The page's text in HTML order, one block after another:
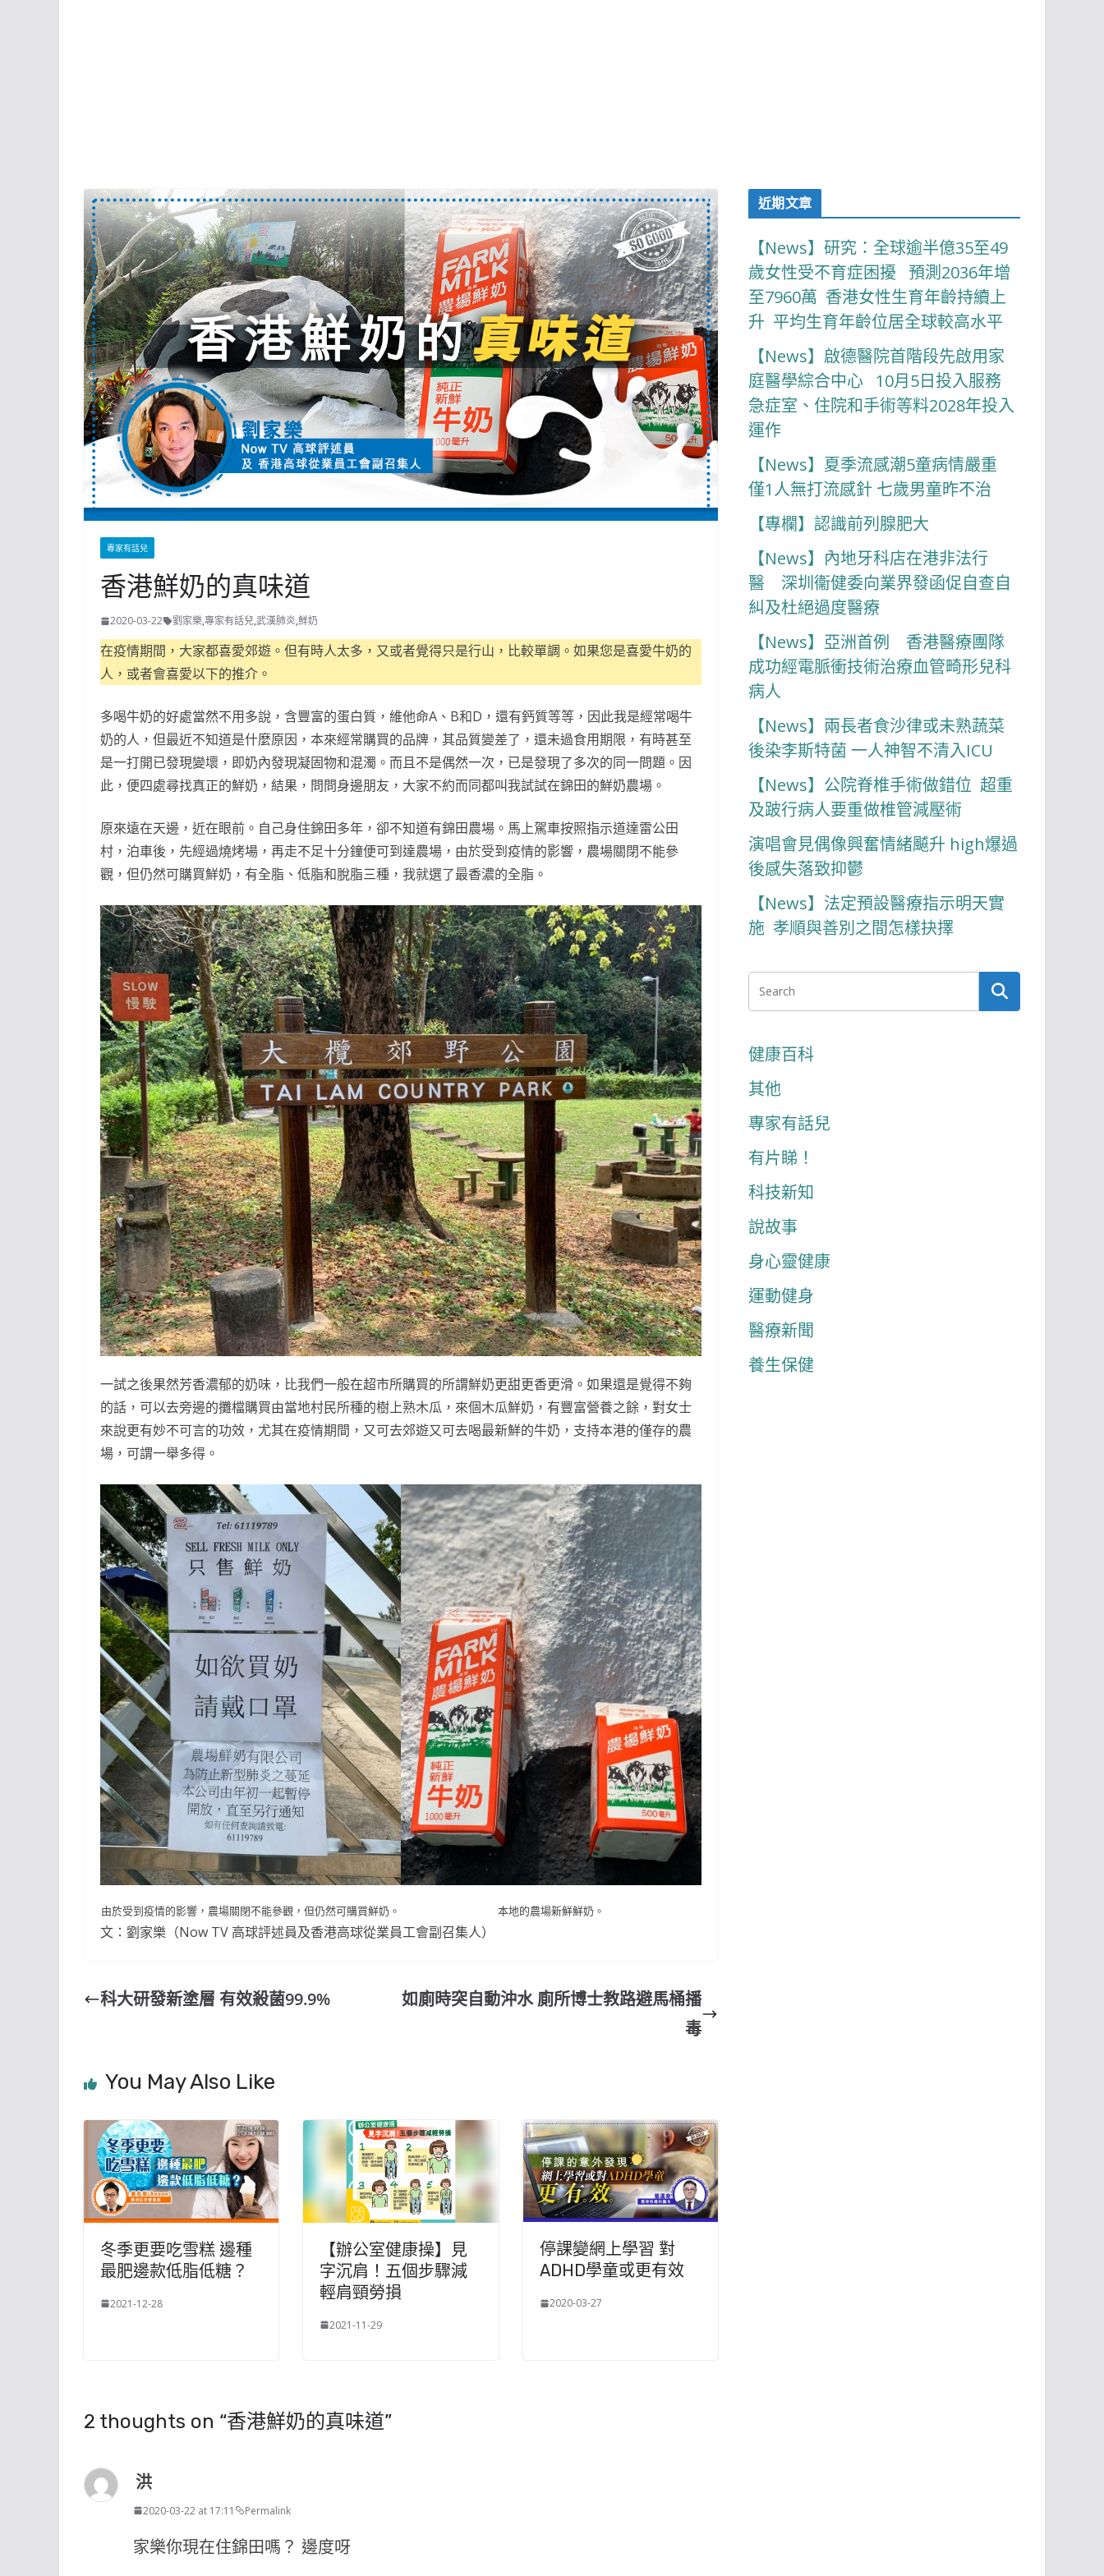
專家有話兒
香港鮮奶的真味道
2020-03-22 劉家樂,專家有話兒,武漢肺炎,鮮奶
在疫情期間，大家都喜愛郊遊。但有時人太多，又或者覺得只是行山，比較單調。如果您是喜愛牛奶的
人，或者會喜愛以下的推介。
多喝牛奶的好處當然不用多說，含豐富的蛋白質，維他命A、B和D，還有鈣質等等，因此我是經常喝牛
奶的人，但最近不知道是什麼原因，本來經常購買的品牌，其品質變差了，還未過食用期限，有時甚至
是一打開已發現變壞，即奶內發現凝固物和混濁。而且不是偶然一次，已是發現了多次的同一問題。因
此，便四處尋找真正的鮮奶，結果，問問身邊朋友，大家不約而同都叫我試試在錦田的鮮奶農場。
原來遠在天邊，近在眼前。自己身住錦田多年，卻不知道有錦田農場。馬上駕車按照指示道達雷公田
村，泊車後，先經過燒烤場，再走不足十分鐘便可到達農場，由於受到疫情的影響，農場關閉不能參
觀，但仍然可購買鮮奶，有全脂、低脂和脫脂三種，我就選了最香濃的全脂。
一試之後果然芳香濃郁的奶味，比我們一般在超市所購買的所謂鮮奶更甜更香更滑。如果還是覺得不夠
的話，可以去旁邊的攤檔購買由當地村民所種的樹上熟木瓜，來個木瓜鮮奶，有豐富營養之餘，對女士
來說更有妙不可言的功效，尤其在疫情期間，又可去郊遊又可去喝最新鮮的牛奶，支持本港的僅存的農
場，可謂一舉多得。
由於受到疫情的影響，農場關閉不能參觀，但仍然可購買鮮奶。 本地的農場新鮮鮮奶。
文：劉家樂（Now TV 高球評述員及香港高球從業員工會副召集人）
科大研發新塗層 有效殺菌99.9%
如廁時突自動沖水 廁所博士教路避馬桶播
毒
You May Also Like
冬季更要吃雪糕 邊種
最肥邊款低脂低糖？
2021-12-28
【辦公室健康操】見
字沉肩！五個步驟減
輕肩頸勞損
2021-11-29
停課變網上學習 對
ADHD學童或更有效
2020-03-27
2 thoughts on “香港鮮奶的真味道”
洪
2020-03-22 at 17:11 Permalink
家樂你現在住錦田嗎？ 邊度呀
近期文章
【News】研究：全球逾半億35至49
歲女性受不育症困擾 預測2036年增
至7960萬 香港女性生育年齡持續上
升 平均生育年齡位居全球較高水平
【News】啟德醫院首階段先啟用家
庭醫學綜合中心 10月5日投入服務
急症室、住院和手術等料2028年投入
運作
【News】夏季流感潮5童病情嚴重
僅1人無打流感針 七歲男童昨不治
【專欄】認識前列腺肥大
【News】內地牙科店在港非法行
醫 深圳衞健委向業界發函促自查自
糾及杜絕過度醫療
【News】亞洲首例 香港醫療團隊
成功經電脈衝技術治療血管畸形兒科
病人
【News】兩長者食沙律或未熟蔬菜
後染李斯特菌 一人神智不清入ICU
【News】公院脊椎手術做錯位 超重
及跛行病人要重做椎管減壓術
演唱會見偶像興奮情緒飇升 high爆過
後感失落致抑鬱
【News】法定預設醫療指示明天實
施 孝順與善別之間怎樣抉擇
健康百科
其他
專家有話兒
有片睇！
科技新知
說故事
身心靈健康
運動健身
醫療新聞
養生保健